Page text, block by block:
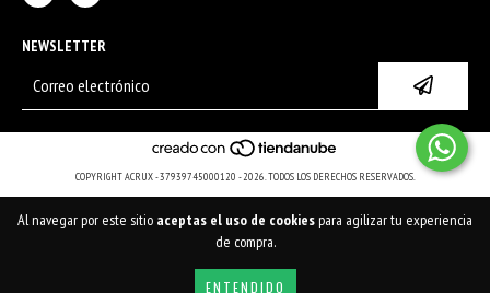
Al navegar por este sitio aceptas el uso de cookiespara agilizar tu experiencia
de compra.
ENTENDIDO
NEWSLETTER
COPYRIGHT ACRUX - 37939745000120 - 2026. TODOS LOS DERECHOS RESERVADOS.